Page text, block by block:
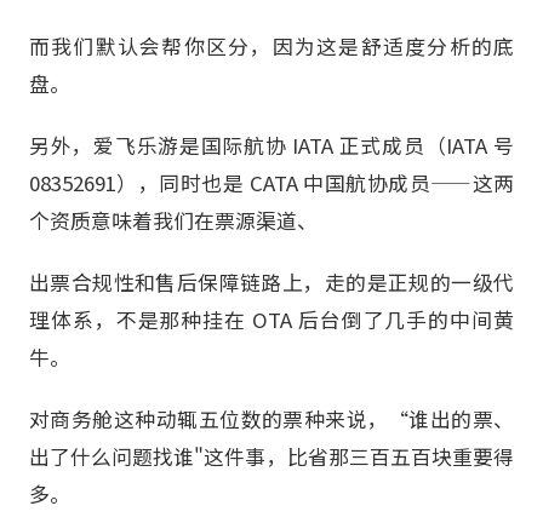
而我们默认会帮你区分，因为这是舒适度分析的底
盘。
另外，爱飞乐游是国际航协 IATA 正式成员（IATA 号
08352691），同时也是 CATA 中国航协成员——这两
个资质意味着我们在票源渠道、
出票合规性和售后保障链路上，走的是正规的一级代
理体系，不是那种挂在 OTA 后台倒了几手的中间黄
牛。
对商务舱这种动辄五位数的票种来说，“谁出的票、
出了什么问题找谁"这件事，比省那三百五百块重要得
多。